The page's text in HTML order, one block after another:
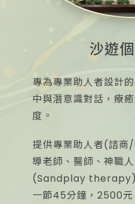
沙遊
專為專業助人者設計
中與潛意識對話，療
度。
提供專業助人者(諮商
導老師、醫師、神職
(Sandplay therapy)
一節45分鐘，2500